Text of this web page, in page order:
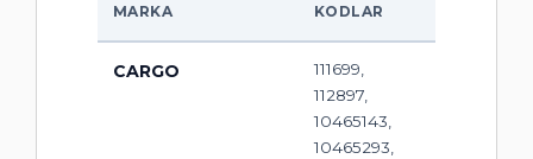
MARKA KODLAR
CARGO
111699,
112897,
10465143,
10465293,